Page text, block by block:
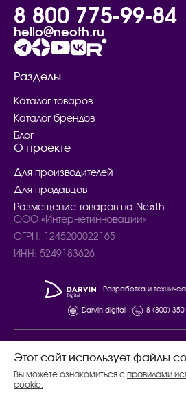
Этот сайт использует файлы
Вы можете ознакомиться с правилами
cookie.
8 800 775-99-84
hello@neoth.ru
Разделы
Каталог товаров
Каталог брендов
Блог
О проекте
Для производителей
Для продавцов
Размещение товаров на Neøth
ООО «Интернетинновации»
ОГРН: 1245200022165
ИНН: 5249183626
Разработка и
Darvin.digital 8 (800)